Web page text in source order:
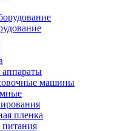
машины
пленка